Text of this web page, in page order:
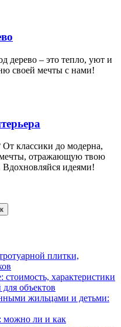
дерево – это тепло, уют и
своей мечты с нами!
классики до модерна,
отражающую твою
Вдохновляйся идеями!
плитки,
стоимость, характеристики
объектов
жильцами и детьми:
можно ли и как